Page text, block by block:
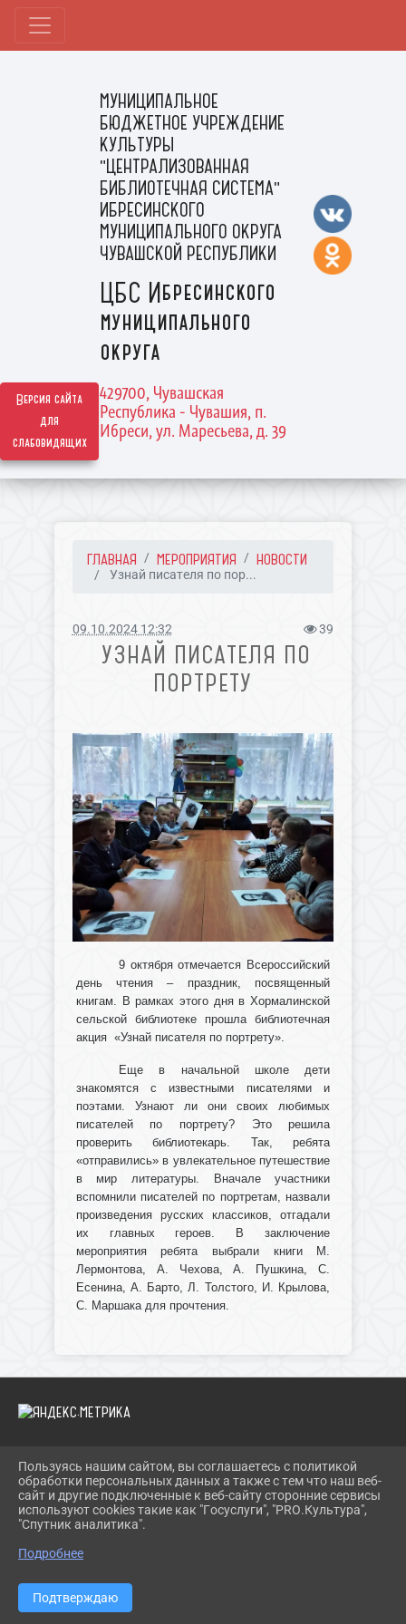
Версия сайта
для
слабовидящих
МУНИЦИПАЛЬНОЕ
БЮДЖЕТНОЕ УЧРЕЖДЕНИЕ
КУЛЬТУРЫ
"ЦЕНТРАЛИЗОВАННАЯ
БИБЛИОТЕЧНАЯ СИСТЕМА"
ИБРЕСИНСКОГО
МУНИЦИПАЛЬНОГО ОКРУГА
ЧУВАШСКОЙ РЕСПУБЛИКИ
ЦБС Ибресинского
муниципального
округа
429700, Чувашская
Республика - Чувашия, п.
Ибреси, ул. Маресьева, д. 39
ГЛАВНАЯ МЕРОПРИЯТИЯ НОВОСТИ
Узнай писателя по пор...
09.10.2024 12:32 39
УЗНАЙ ПИСАТЕЛЯ ПО
ПОРТРЕТУ
9 октября отмечается Всероссийский
день чтения – праздник, посвященный
книгам. В рамках этого дня в Хормалинской
сельской библиотеке прошла библиотечная
акция «Узнай писателя по портрету».
Еще в начальной школе дети
знакомятся с известными писателями и
поэтами. Узнают ли они своих любимых
писателей по портрету? Это решила
проверить библиотекарь. Так, ребята
«отправились» в увлекательное путешествие
в мир литературы. Вначале участники
вспомнили писателей по портретам, назвали
произведения русских классиков, отгадали
их главных героев. В заключение
мероприятия ребята выбрали книги М.
Лермонтова, А. Чехова, А. Пушкина, С.
Есенина, А. Барто, Л. Толстого, И. Крылова,
С. Маршака для прочтения.
2026 Г. IBRBIB.RU
ВХОД
КАРТА САЙТА
ПОЛИТИКА ОБРАБОТКИ ПЕРСОНАЛЬНЫХ ДАННЫХ
СДЕЛАНО НА KUBCMS
Пользуясь нашим сайтом, вы соглашаетесь с политикой
обработки персональных данных а также с тем что наш веб-
сайт и другие подключенные к веб-сайту сторонние сервисы
используют cookies такие как "Госуслуги", "PRO.Культура",
"Спутник аналитика".
Подробнее
Подтверждаю